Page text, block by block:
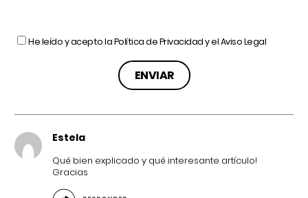
He leído y acepto laPolítica de Privacidady elAviso Legal
Estela
Qué bien explicado y qué interesante artículo!
Gracias